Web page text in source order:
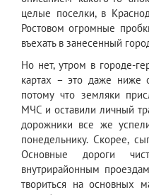
целые поселки, в
Ростовом огромные
въехать в занесенный
Но нет, утром в городе-
картах – это даже ниже
потому что земляки
МЧС и оставили личный
дорожники все же
понедельнику. Скорее,
Основные дороги
внутрирайонным
твориться на основных